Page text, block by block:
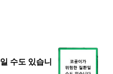
수도 있습니